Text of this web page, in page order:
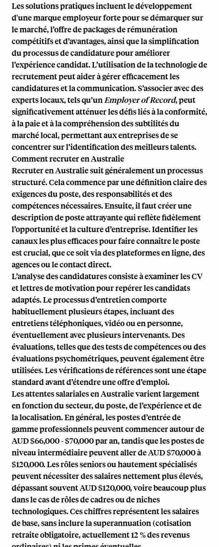
Les solutions pratiques incluent le développement
d'une marque employeur forte pour se démarquer sur
le marché, l’offre de packages de rémunération
compétitifs et d’avantages, ainsi que la simplification
du processus de candidature pour améliorer
l’expérience candidat. L’utilisation de la technologie de
recrutement peut aider à gérer efficacement les
candidatures et la communication. S’associer avec des
experts locaux, tels qu’un Employer of Record, peut
significativement atténuer les défis liés à la conformité,
à la paie et à la compréhension des subtilités du
marché local, permettant aux entreprises de se
concentrer sur l’identification des meilleurs talents.
Comment recruter en Australie
Recruter en Australie suit généralement un processus
structuré. Cela commence par une définition claire des
exigences du poste, des responsabilités et des
compétences nécessaires. Ensuite, il faut créer une
description de poste attrayante qui reflète fidèlement
l’opportunité et la culture d’entreprise. Identifier les
canaux les plus efficaces pour faire connaître le poste
est crucial, que ce soit via des plateformes en ligne, des
agences ou le contact direct.
L’analyse des candidatures consiste à examiner les CV
et lettres de motivation pour repérer les candidats
adaptés. Le processus d’entretien comporte
habituellement plusieurs étapes, incluant des
entretiens téléphoniques, vidéo ou en personne,
éventuellement avec plusieurs intervenants. Des
évaluations, telles que des tests de compétences ou des
évaluations psychométriques, peuvent également être
utilisées. Les vérifications de références sont une étape
standard avant d’étendre une offre d’emploi.
Les attentes salariales en Australie varient largement
en fonction du secteur, du poste, de l’expérience et de
la localisation. En général, les postes d’entrée de
gamme professionnels peuvent commencer autour de
AUD $66,000 - $70,000 par an, tandis que les postes de
niveau intermédiaire peuvent aller de AUD $70,000 à
$120,000. Les rôles seniors ou hautement spécialisés
peuvent nécessiter des salaires nettement plus élevés,
dépassant souvent AUD $120,000, voire beaucoup plus
dans le cas de rôles de cadres ou de niches
technologiques. Ces chiffres représentent les salaires
de base, sans inclure la superannuation (cotisation
retraite obligatoire, actuellement 12 % des revenus